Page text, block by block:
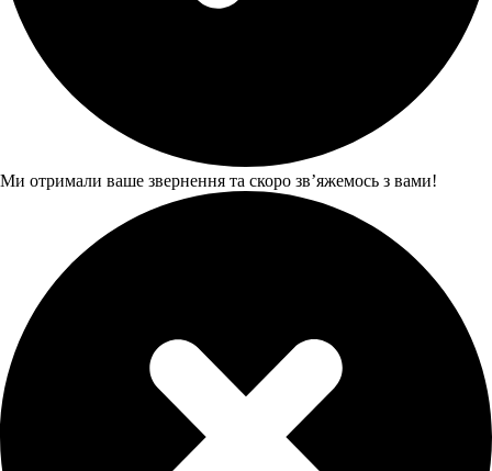
Ми отримали ваше звернення та скоро звʼяжемось з вами!